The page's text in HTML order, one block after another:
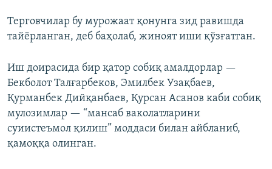
Терговчилар бу мурожаат қонунга зид равишда
тайёрланган, деб баҳолаб, жиноят иши қўзғатган.
Иш доирасида бир қатор собиқ амалдорлар —
Бекболот Талғарбеков, Эмилбек Узақбаев,
Қурманбек Дийқанбаев, Қурсан Асанов каби собиқ
мулозимлар — “мансаб ваколатларини
суиистеъмол қилиш” моддаси билан айбланиб,
қамоққа олинган.